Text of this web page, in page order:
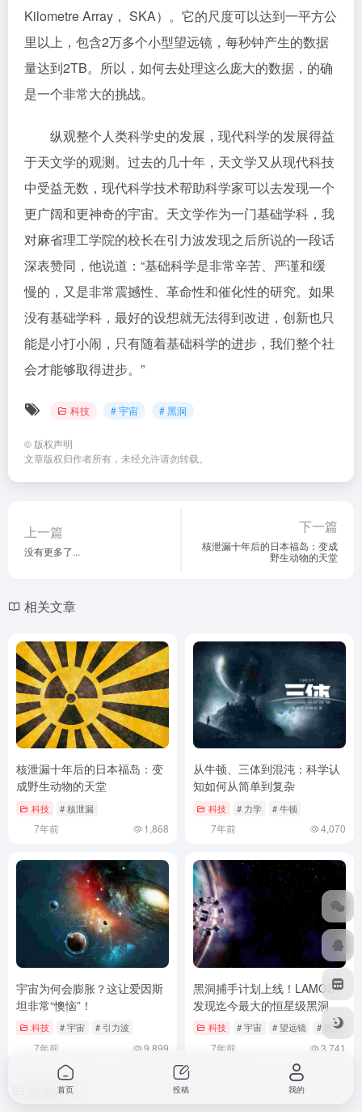
Kilometre Array， SKA）。它的尺度可以达到一平方公
里以上，包含2万多个小型望远镜，每秒钟产生的数据
量达到2TB。所以，如何去处理这么庞大的数据，的确
是一个非常大的挑战。
纵观整个人类科学史的发展，现代科学的发展得益
于天文学的观测。过去的几十年，天文学又从现代科技
中受益无数，现代科学技术帮助科学家可以去发现一个
更广阔和更神奇的宇宙。天文学作为一门基础学科，我
对麻省理工学院的校长在引力波发现之后所说的一段话
深表赞同，他说道：“基础科学是非常辛苦、严谨和缓
慢的，又是非常震撼性、革命性和催化性的研究。如果
没有基础学科，最好的设想就无法得到改进，创新也只
能是小打小闹，只有随着基础科学的进步，我们整个社
会才能够取得进步。”
科技 # 宇宙 # 黑洞
© 版权声明
文章版权归作者所有，未经允许请勿转载。
上一篇
没有更多了...
下一篇
核泄漏十年后的日本福岛：变成
野生动物的天堂
相关文章
核泄漏十年后的日本福岛：变
成野生动物的天堂
科技 # 核泄漏
7年前 1,868
从牛顿、三体到混沌：科学认
知如何从简单到复杂
科技 # 力学 # 牛顿
7年前 4,070
宇宙为何会膨胀？这让爱因斯
坦非常“懊恼”！
科技 # 宇宙 # 引力波
7年前 9,899
黑洞捕手计划上线！LAMOST
发现迄今最大的恒星级黑洞
科技 # 宇宙 # 望远镜 # 黑洞
7年前 3,741
暂无评论
首页 投稿 我的